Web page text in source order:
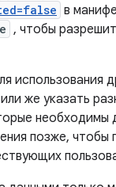
в
, чтобы
использования
же указать
необходимы
позже, чтобы